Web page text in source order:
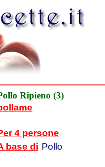
Ripieno (3)
4 persone
base di Pollo